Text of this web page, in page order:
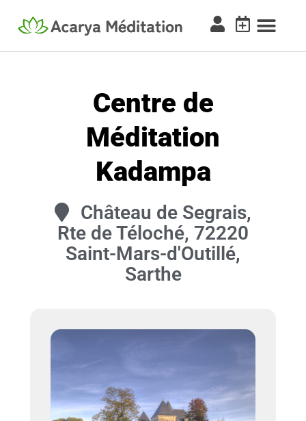
Centre de
Méditation
Kadampa
Château de Segrais,
Rte de Téloché, 72220
Saint-Mars-d'Outillé,
Sarthe